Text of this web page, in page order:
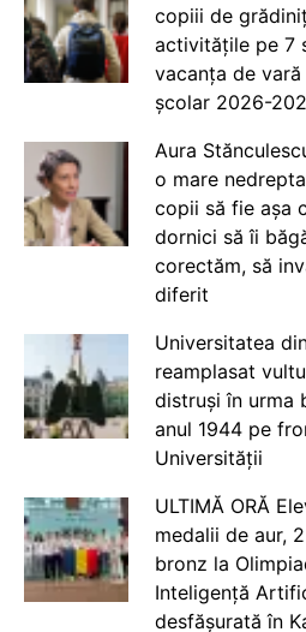
copiii de
activitățile pe 7
vacanța de
școlar 2026-
Aura
o mare
copii să fie așa
dornici să îi
corectăm, să
diferit
Universitatea
reamplasat
distruși în urma
anul 1944 pe
Universității
ULTIMĂ ORĂ
medalii de aur,
bronz la
Inteligență
desfășurată în